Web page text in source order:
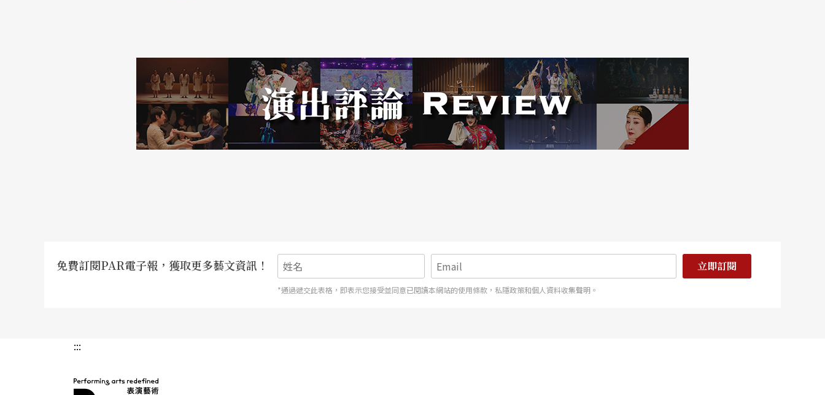
免費訂閱PAR電子報，獲取更多藝文資訊！ 立即訂閱
*通過遞交此表格，即表示您接受並同意已閱讀本網站的使用條款，私隱政策和個人資料收集聲明。
:::